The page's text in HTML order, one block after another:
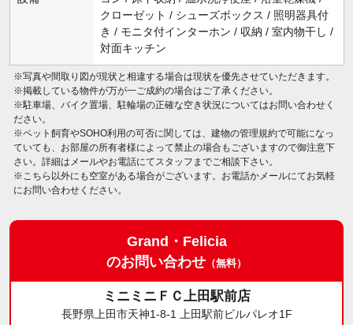
クローゼット / シューズボックス / 照明器具付
き / モニタ付インターホン / 収納 / 室内物干し /
対面キッチン
※写真や間取り図が現状と相違する場合は現状を優先させていただきます。
※掲載している物件が万が一ご成約の場合はご了承ください。
※駐車場、バイク置場、駐輪場の正確な空き状況についてはお問い合わせく
ださい。
※ペット飼育やSOHO利用の可否に関しては、建物の管理規約で可能になっ
ていても、お部屋の所有者様によって禁止の場合もございますので御注意下
さい。詳細はメールやお電話にてスタッフまでご相談下さい。
※こちら以外にも空室がある場合がございます。お電話かメールにてお気軽
にお問い合わせください。
Grand・Felicia
のお問い合わせ （無料）
ミニミニＦＣ上田駅前店
長野県上田市天神1-8-1 上田駅前ビルパレオ1F